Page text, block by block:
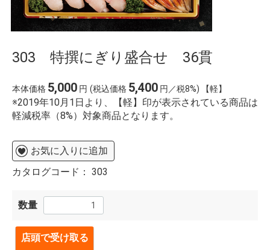
303 特撰にぎり盛合せ 36貫
本体価格 5,000 円 (税込価格 5,400 円／税8%) 【軽】
※2019年10月1日より、【軽】印が表示されている商品は
軽減税率（8%）対象商品となります。
お気に入りに追加
カタログコード： 303
数量
店頭で受け取る